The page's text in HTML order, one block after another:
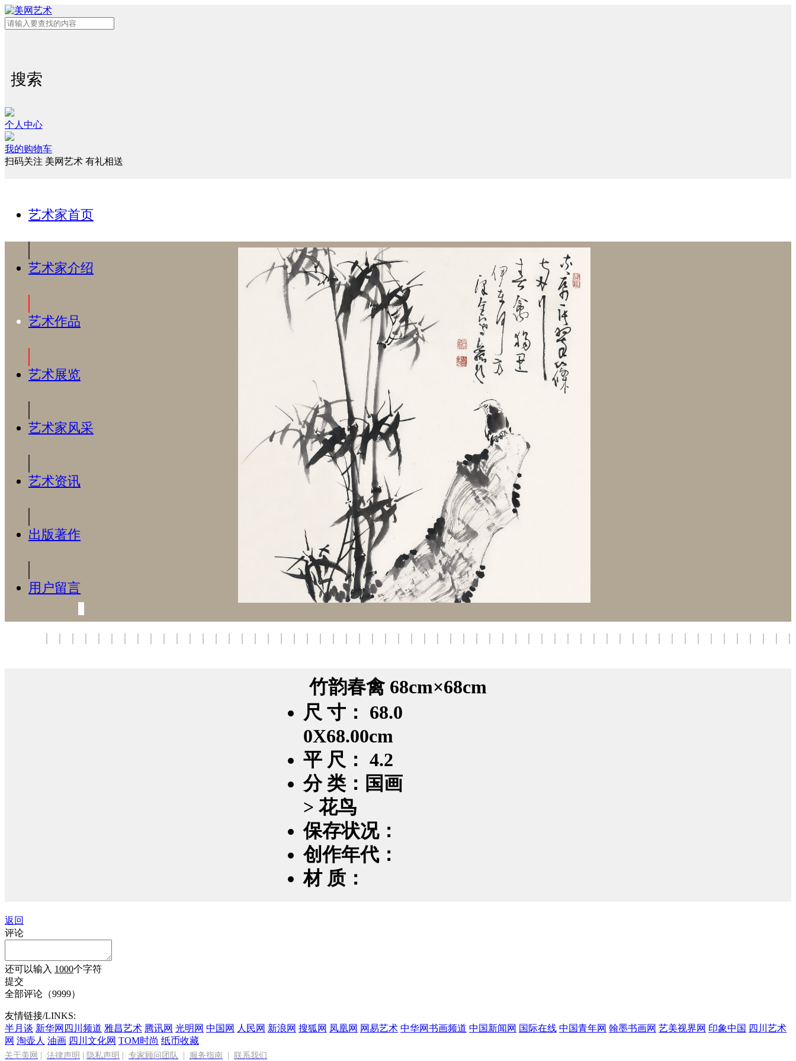
搜索
个人中心
我的购物车
扫码关注 美网艺术 有礼相送
艺术家首页
艺术家介绍
艺术作品
艺术展览
艺术家风采
艺术资讯
出版著作
用户留言
竹韵春禽 68cm×68cm
尺 寸： 68.0
0X68.00cm
平 尺： 4.2
分 类：国画
> 花鸟
保存状况：
创作年代：
材 质：
返回
评论
还可以输入 1000个字符
提交
全部评论（9999）
友情链接/LINKS:
半月谈 新华网四川频道 雅昌艺术 腾讯网 光明网 中国网 人民网 新浪网 搜狐网 凤凰网 网易艺术 中华网书画频道 中国新闻网 国际在线 中国青年网 翰墨书画网 艺美视界网 印象中国 四川艺术
网 淘壶人 油画 四川文化网 TOM时尚 纸币收藏
关于美网 法律声明 隐私声明 专家顾问团队 服务指南 联系我们